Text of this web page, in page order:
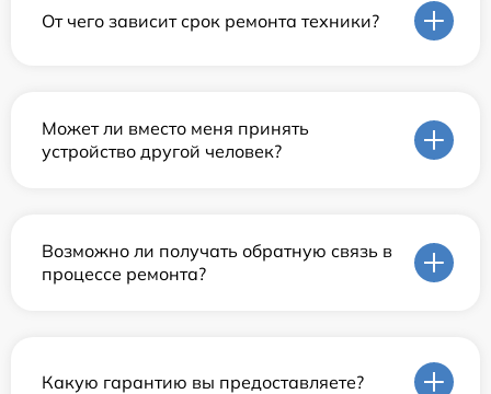
От чего зависит срок ремонта техники?
Может ли вместо меня принять
устройство другой человек?
Возможно ли получать обратную связь в
процессе ремонта?
Какую гарантию вы предоставляете?